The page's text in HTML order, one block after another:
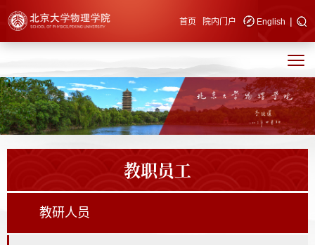
快速导航 首页 院内门户 English |
教职员工
教研人员